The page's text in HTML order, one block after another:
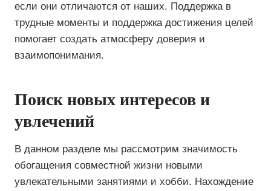
если они отличаются от наших. Поддержка в
трудные моменты и поддержка достижения целей
помогает создать атмосферу доверия и
взаимопонимания.
Поиск новых интересов и
увлечений
В данном разделе мы рассмотрим значимость
обогащения совместной жизни новыми
увлекательными занятиями и хобби. Нахождение